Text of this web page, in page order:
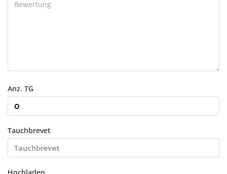
Anz. TG
Tauchbrevet